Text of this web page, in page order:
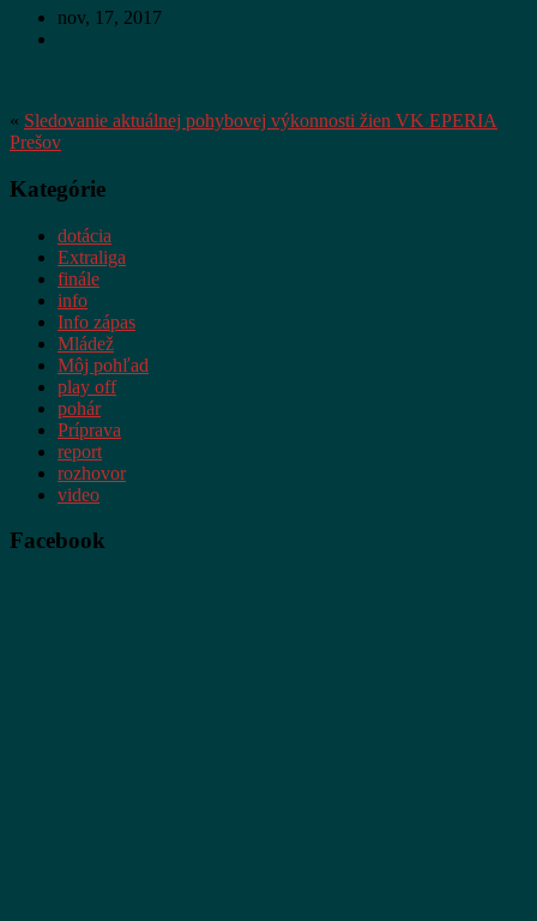
nov, 17, 2017
« Sledovanie aktuálnej pohybovej výkonnosti žien VK EPERIA
Prešov
Kategórie
dotácia
Extraliga
finále
info
Info zápas
Mládež
Môj pohľad
play off
pohár
Príprava
report
rozhovor
video
Facebook